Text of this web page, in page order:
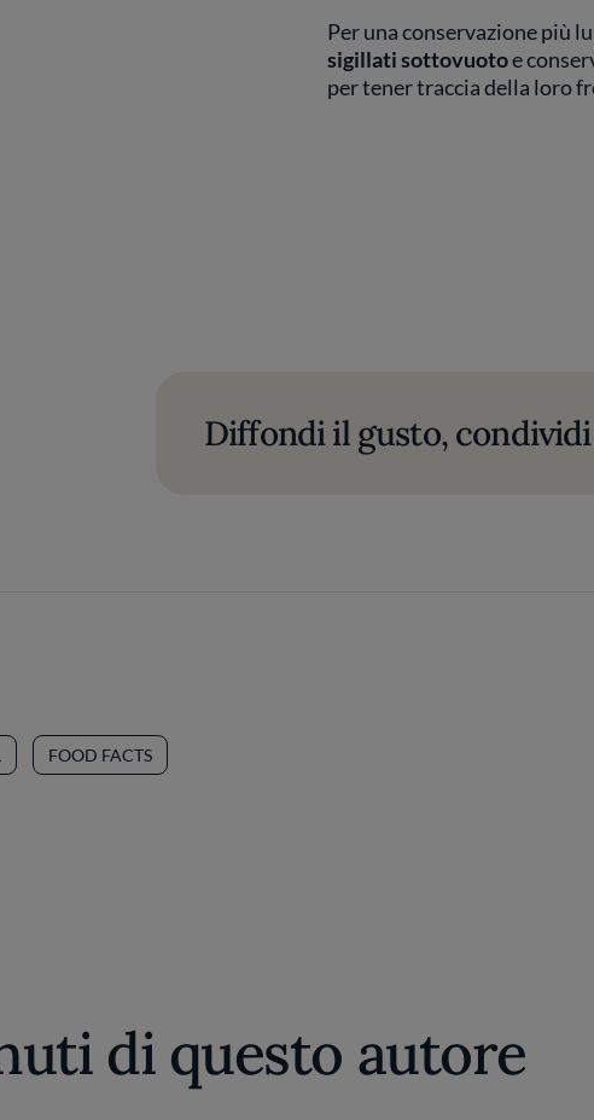
Per una conservazione più
sigillati sottovuotoe
per tener traccia della loro
Diffondi il gusto,
FOOD FACTS
di questo autore